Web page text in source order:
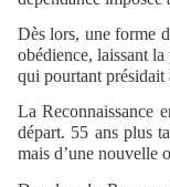
Dès lors, une forme
obédience, laissant
qui pourtant présidait
La Reconnaissance
départ. 55 ans plus
mais d’une nouvelle